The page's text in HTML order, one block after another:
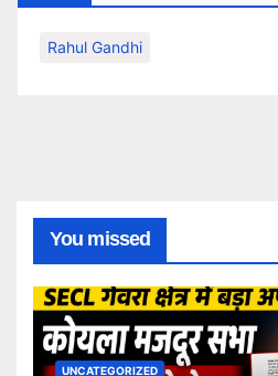
Rahul Gandhi
You missed
UNCATEGORIZED